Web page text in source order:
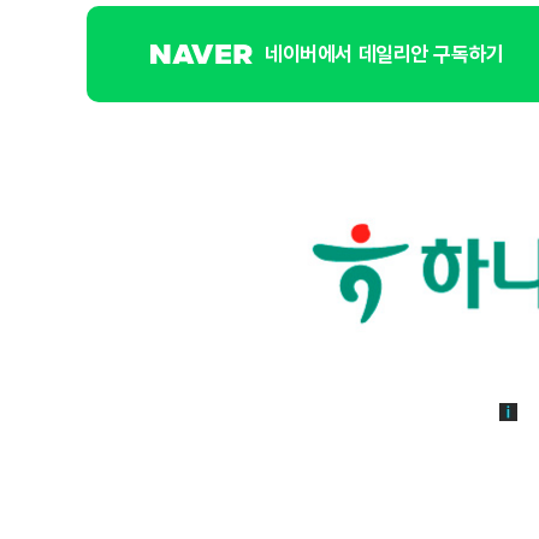
네이버에서 데일리안 구독하기